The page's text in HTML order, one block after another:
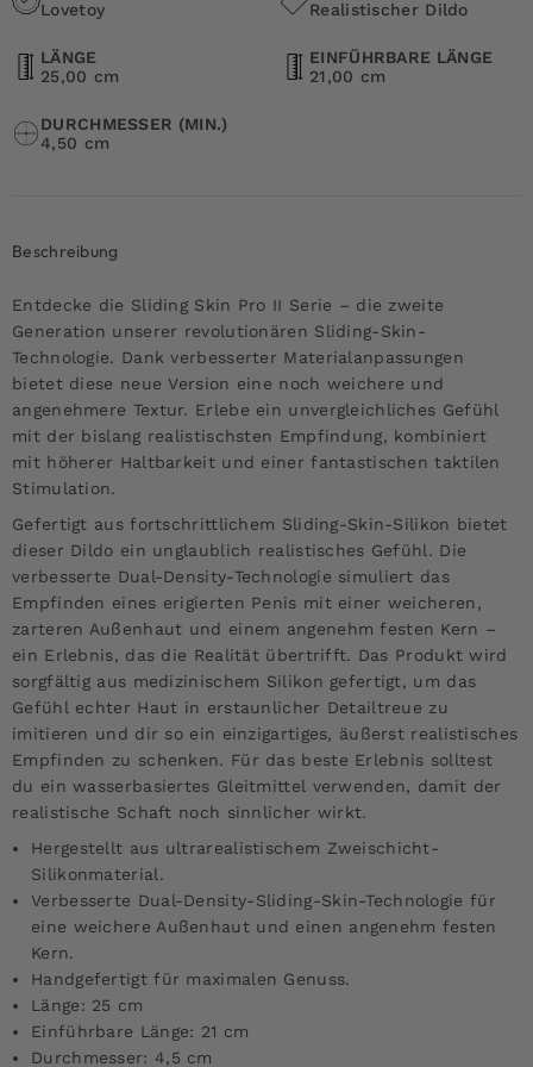
Lovetoy
Realistischer Dildo
LÄNGE
25,00 cm
EINFÜHRBARE LÄNGE
21,00 cm
DURCHMESSER (MIN.)
4,50 cm
Beschreibung
Entdecke die Sliding Skin Pro II Serie – die zweite
Generation unserer revolutionären Sliding-Skin-
Technologie. Dank verbesserter Materialanpassungen
bietet diese neue Version eine noch weichere und
angenehmere Textur. Erlebe ein unvergleichliches Gefühl
mit der bislang realistischsten Empfindung, kombiniert
mit höherer Haltbarkeit und einer fantastischen taktilen
Stimulation.
Gefertigt aus fortschrittlichem Sliding-Skin-Silikon bietet
dieser Dildo ein unglaublich realistisches Gefühl. Die
verbesserte Dual-Density-Technologie simuliert das
Empfinden eines erigierten Penis mit einer weicheren,
zarteren Außenhaut und einem angenehm festen Kern –
ein Erlebnis, das die Realität übertrifft. Das Produkt wird
sorgfältig aus medizinischem Silikon gefertigt, um das
Gefühl echter Haut in erstaunlicher Detailtreue zu
imitieren und dir so ein einzigartiges, äußerst realistisches
Empfinden zu schenken. Für das beste Erlebnis solltest
du ein wasserbasiertes Gleitmittel verwenden, damit der
realistische Schaft noch sinnlicher wirkt.
Hergestellt aus ultrarealistischem Zweischicht-
Silikonmaterial.
Verbesserte Dual-Density-Sliding-Skin-Technologie für
eine weichere Außenhaut und einen angenehm festen
Kern.
Handgefertigt für maximalen Genuss.
Länge: 25 cm
Einführbare Länge: 21 cm
Durchmesser: 4,5 cm